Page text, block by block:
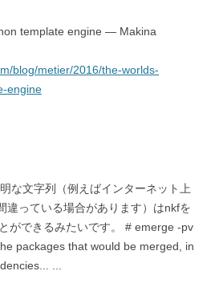
template engine — Makina
blog/metier/2016/the-worlds-
engine
な文字列（例えばインターネット上
違っている場合があります）はnkfを
ができるみたいです。 # emerge -pv
packages that would be merged, in
...